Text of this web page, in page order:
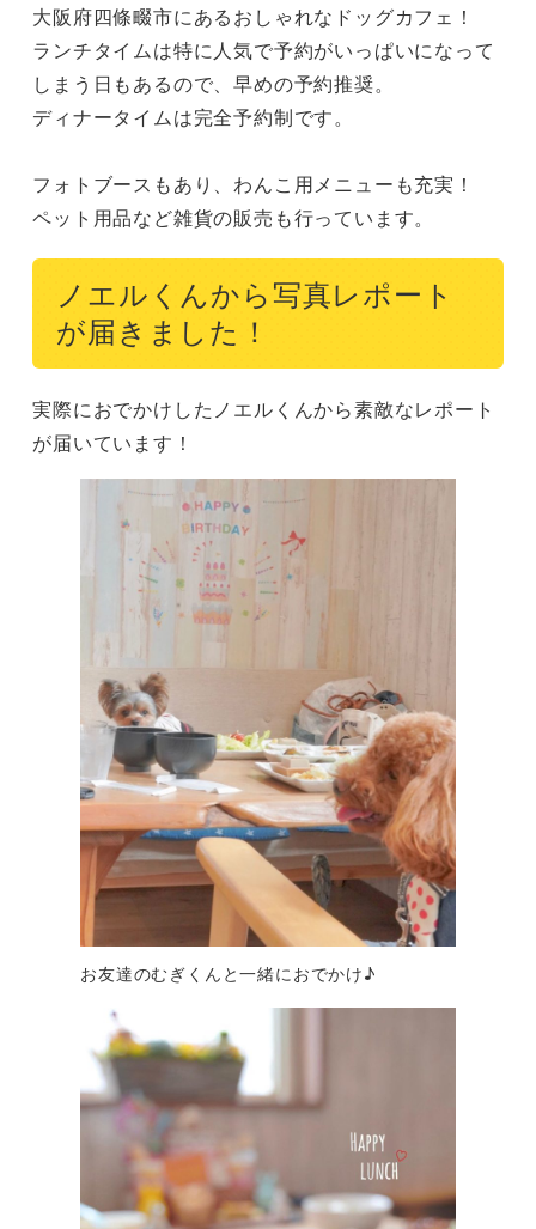
大阪府四條畷市にあるおしゃれなドッグカフェ！
ランチタイムは特に人気で予約がいっぱいになって
しまう日もあるので、早めの予約推奨。
ディナータイムは完全予約制です。
フォトブースもあり、わんこ用メニューも充実！
ペット用品など雑貨の販売も行っています。
ノエルくんから写真レポート
が届きました！
実際におでかけしたノエルくんから素敵なレポート
が届いています！
お友達のむぎくんと一緒におでかけ♪